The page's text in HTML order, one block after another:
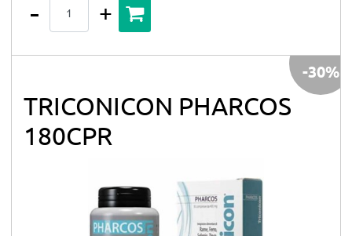
TRICONICON PHARCOS
180CPR
-30%